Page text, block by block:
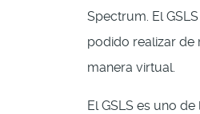
Spectrum. El
podido realizar de
manera virtual.
El GSLS es uno